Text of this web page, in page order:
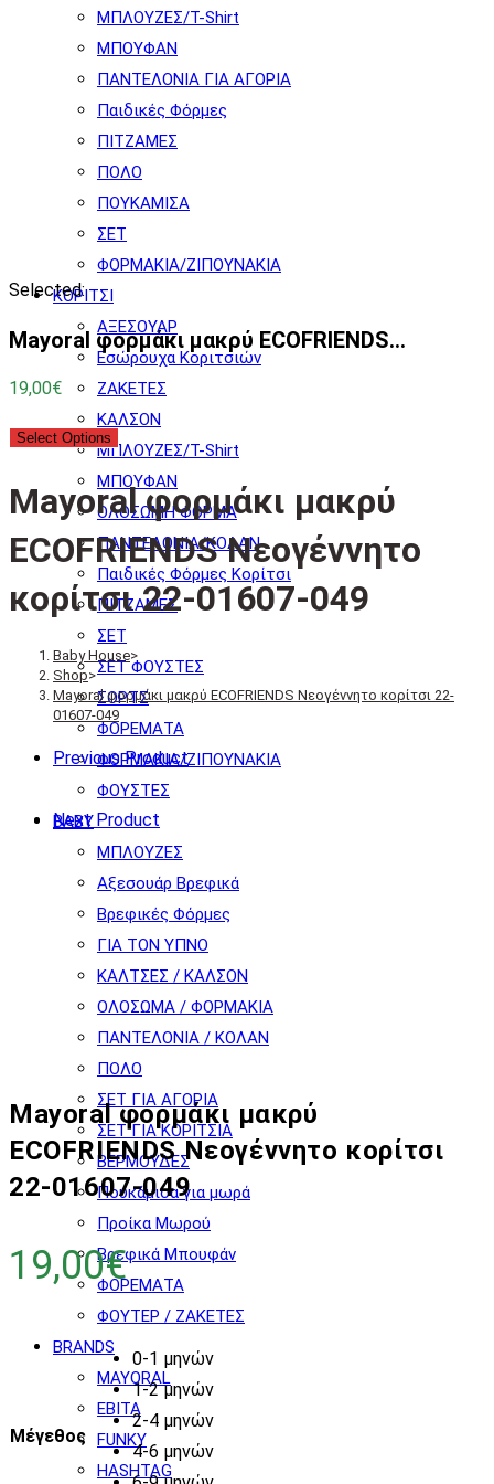
ΜΠΛΟΥΖΕΣ/T-Shirt
ΜΠΟΥΦΑΝ
ΠΑΝΤΕΛΟΝΙΑ ΓΙΑ ΑΓΟΡΙΑ
Παιδικές Φόρμες
ΠΙΤΖΑΜΕΣ
ΠΟΛΟ
ΠΟΥΚΑΜΙΣΑ
ΣΕΤ
ΦΟΡΜΑΚΙΑ/ΖΙΠΟΥΝΑΚΙΑ
ΚΟΡΙΤΣΙ
ΑΞΕΣΟΥΑΡ
Εσώρουχα Κοριτσιών
ΖΑΚΕΤΕΣ
ΚΑΛΣΟΝ
ΜΠΛΟΥΖΕΣ/T-Shirt
ΜΠΟΥΦΑΝ
ΟΛΟΣΩΜΗ ΦΟΡΜΑ
ΠΑΝΤΕΛΟΝΙΑ/ΚΟΛΑΝ
Παιδικές Φόρμες Κορίτσι
ΠΙΤΖΑΜΕΣ
ΣΕΤ
ΣΕΤ ΦΟΥΣΤΕΣ
ΣΟΡΤΣ
ΦΟΡΕΜΑΤΑ
ΦΟΡΜΑΚΙΑ/ΖΙΠΟΥΝΑΚΙΑ
ΦΟΥΣΤΕΣ
BABY
ΜΠΛΟΥΖΕΣ
Αξεσουάρ Βρεφικά
Βρεφικές Φόρμες
ΓΙΑ ΤΟΝ ΥΠΝΟ
ΚΑΛΤΣΕΣ / ΚΑΛΣΟΝ
ΟΛΟΣΩΜΑ / ΦΟΡΜΑΚΙΑ
ΠΑΝΤΕΛΟΝΙΑ / ΚΟΛΑΝ
ΠΟΛΟ
ΣΕΤ ΓΙΑ ΑΓΟΡΙΑ
ΣΕΤ ΓΙΑ ΚΟΡΙΤΣΙΑ
ΒΕΡΜΟΥΔΕΣ
Πουκάμισα για μωρά
Προίκα Μωρού
Βρεφικά Μπουφάν
ΦΟΡΕΜΑΤΑ
ΦΟΥΤΕΡ / ΖΑΚΕΤΕΣ
BRANDS
MAYORAL
EBITA
FUNKY
HASHTAG
Selected:
Mayoral φορμάκι μακρύ ECOFRIENDS…
19,00€
Select Options
Mayoral φορμάκι μακρύ
ECOFRIENDS Νεογέννητο
κορίτσι 22-01607-049
Baby House>
Shop>
Mayoral φορμάκι μακρύ ECOFRIENDS Νεογέννητο κορίτσι 22-
01607-049
Previous Product
Next Product
Mayoral φορμάκι μακρύ
ECOFRIENDS Νεογέννητο κορίτσι
22-01607-049
19,00€
Μέγεθος
0-1 μηνών
1-2 μηνών
2-4 μηνών
4-6 μηνών